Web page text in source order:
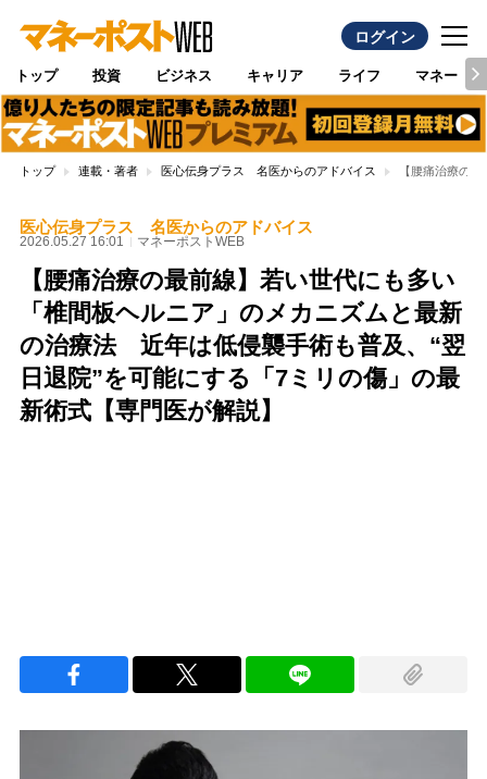
ログイン
トップ 投資 ビジネス キャリア ライフ マネー
トップ 連載・著者 医心伝身プラス 名医からのアドバイス 【腰痛治療の
医心伝身プラス 名医からのアドバイス
2026.05.27 16:01 マネーポストWEB
【腰痛治療の最前線】若い世代にも多い
「椎間板ヘルニア」のメカニズムと最新
の治療法 近年は低侵襲手術も普及、“翌
日退院”を可能にする「7ミリの傷」の最
新術式【専門医が解説】